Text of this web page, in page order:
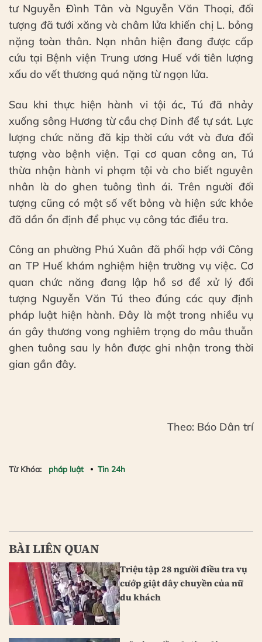
tư Nguyễn Đình Tân và Nguyễn Văn Thoại, đối
tượng đã tưới xăng và châm lửa khiến chị L. bỏng
nặng toàn thân. Nạn nhân hiện đang được cấp
cứu tại Bệnh viện Trung ương Huế với tiên lượng
xấu do vết thương quá nặng từ ngọn lửa.
Sau khi thực hiện hành vi tội ác, Tú đã nhảy
xuống sông Hương từ cầu chợ Dinh để tự sát. Lực
lượng chức năng đã kịp thời cứu vớt và đưa đối
tượng vào bệnh viện. Tại cơ quan công an, Tú
thừa nhận hành vi phạm tội và cho biết nguyên
nhân là do ghen tuông tình ái. Trên người đối
tượng cũng có một số vết bỏng và hiện sức khỏe
đã dần ổn định để phục vụ công tác điều tra.
Công an phường Phú Xuân đã phối hợp với Công
an TP Huế khám nghiệm hiện trường vụ việc. Cơ
quan chức năng đang lập hồ sơ để xử lý đối
tượng Nguyễn Văn Tú theo đúng các quy định
pháp luật hiện hành. Đây là một trong nhiều vụ
án gây thương vong nghiêm trọng do mâu thuẫn
ghen tuông sau ly hôn được ghi nhận trong thời
gian gần đây.
Theo: Báo Dân trí
Từ Khóa: pháp luật Tin 24h
BÀI LIÊN QUAN
Triệu tập 28 người điều tra vụ
cướp giật dây chuyền của nữ
du khách